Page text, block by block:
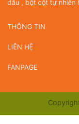
dầu , bột cột tự nhiên
THÔNG TIN
LIÊN HỆ
FANPAGE